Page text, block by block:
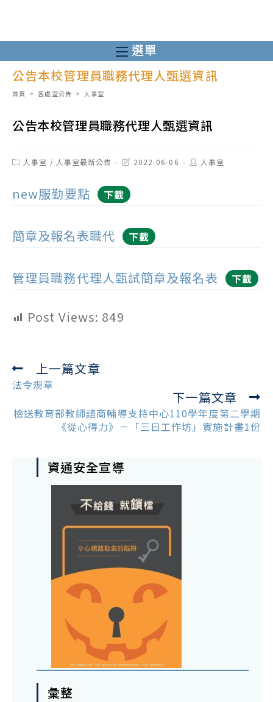
至
主
要
選單
公告本校管理員職務代理人甄選資訊
首頁 > 各處室公告 > 人事室
公告本校管理員職務代理人甄選資訊
Post人事室 / 人事室最新公告
Post2022-06-06
Post人事室
new服勤要點 下載
簡章及報名表職代 下載
管理員職務代理人甄試簡章及報名表 下載
Post Views: 849
Read
more
上一篇文章
法令規章
下一篇文章
檢送教育部教師諮商輔導支持中心110學年度第二學期
《從心得力》－「三日工作坊」實施計畫1份
資通安全宣導
彙整